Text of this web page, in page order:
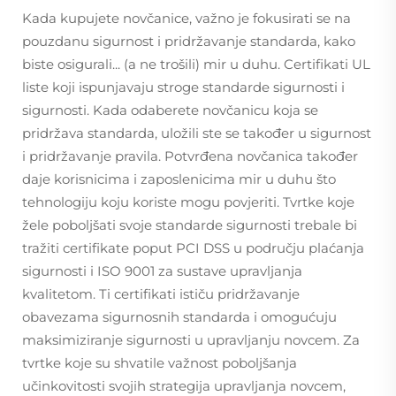
Kada kupujete novčanice, važno je fokusirati se na
pouzdanu sigurnost i pridržavanje standarda, kako
biste osigurali... (a ne trošili) mir u duhu. Certifikati UL
liste koji ispunjavaju stroge standarde sigurnosti i
sigurnosti. Kada odaberete novčanicu koja se
pridržava standarda, uložili ste se također u sigurnost
i pridržavanje pravila. Potvrđena novčanica također
daje korisnicima i zaposlenicima mir u duhu što
tehnologiju koju koriste mogu povjeriti. Tvrtke koje
žele poboljšati svoje standarde sigurnosti trebale bi
tražiti certifikate poput PCI DSS u području plaćanja
sigurnosti i ISO 9001 za sustave upravljanja
kvalitetom. Ti certifikati ističu pridržavanje
obavezama sigurnosnih standarda i omogućuju
maksimiziranje sigurnosti u upravljanju novcem. Za
tvrtke koje su shvatile važnost poboljšanja
učinkovitosti svojih strategija upravljanja novcem,